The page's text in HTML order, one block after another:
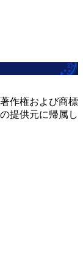
作権および商標
提供元に帰属し